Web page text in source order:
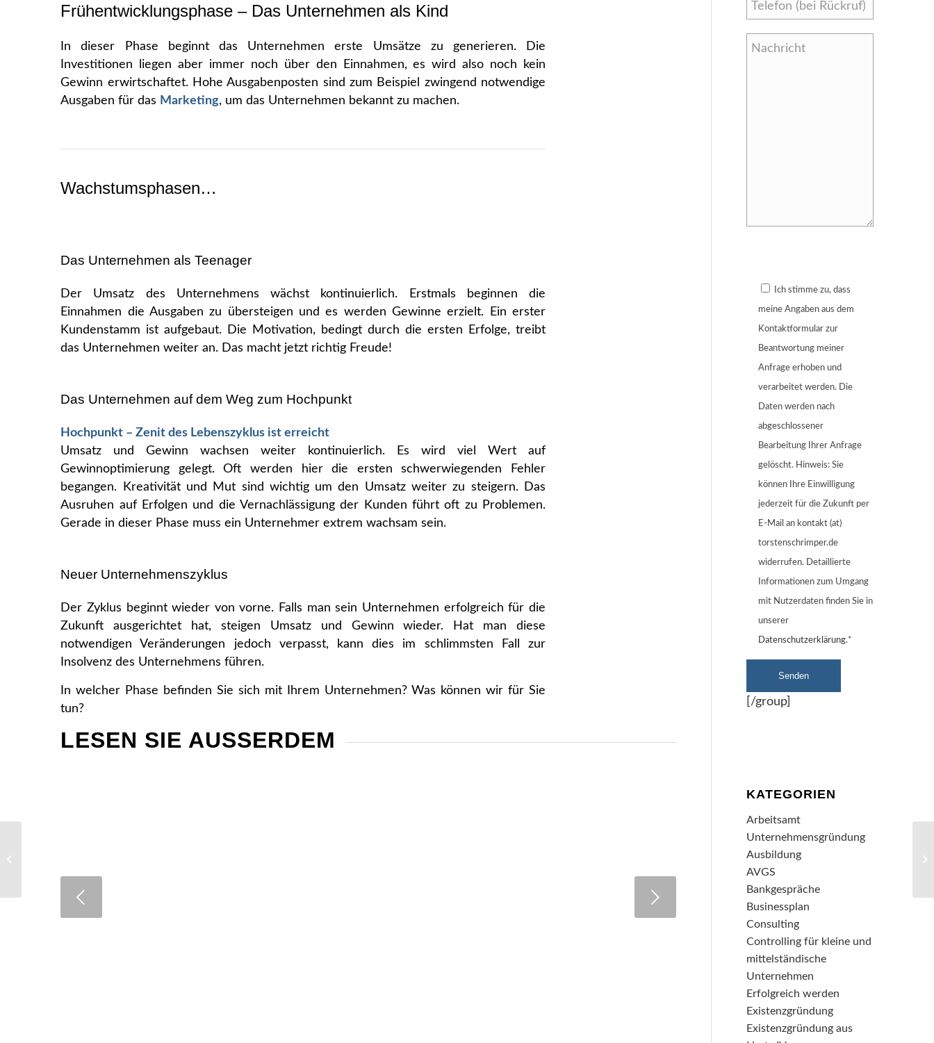
Frühentwicklungsphase – Das Unternehmen als Kind
In dieser Phase beginnt das Unternehmen erste Umsätze zu generieren. Die
Investitionen liegen aber immer noch über den Einnahmen, es wird also noch kein
Gewinn erwirtschaftet. Hohe Ausgabenposten sind zum Beispiel zwingend notwendige
Ausgaben für das Marketing, um das Unternehmen bekannt zu machen.
Wachstumsphasen…
Das Unternehmen als Teenager
Der Umsatz des Unternehmens wächst kontinuierlich. Erstmals beginnen die
Einnahmen die Ausgaben zu übersteigen und es werden Gewinne erzielt. Ein erster
Kundenstamm ist aufgebaut. Die Motivation, bedingt durch die ersten Erfolge, treibt
das Unternehmen weiter an. Das macht jetzt richtig Freude!
Das Unternehmen auf dem Weg zum Hochpunkt
Hochpunkt – Zenit des Lebenszyklus ist erreicht
Umsatz und Gewinn wachsen weiter kontinuierlich. Es wird viel Wert auf
Gewinnoptimierung gelegt. Oft werden hier die ersten schwerwiegenden Fehler
begangen. Kreativität und Mut sind wichtig um den Umsatz weiter zu steigern. Das
Ausruhen auf Erfolgen und die Vernachlässigung der Kunden führt oft zu Problemen.
Gerade in dieser Phase muss ein Unternehmer extrem wachsam sein.
Neuer Unternehmenszyklus
Der Zyklus beginnt wieder von vorne. Falls man sein Unternehmen erfolgreich für die
Zukunft ausgerichtet hat, steigen Umsatz und Gewinn wieder. Hat man diese
notwendigen Veränderungen jedoch verpasst, kann dies im schlimmsten Fall zur
Insolvenz des Unternehmens führen.
In welcher Phase befinden Sie sich mit Ihrem Unternehmen? Was können wir für Sie
tun?
LESEN SIE AUSSERDEM
Ich stimme zu, dass
meine Angaben aus dem
Kontaktformular zur
Beantwortung meiner
Anfrage erhoben und
verarbeitet werden. Die
Daten werden nach
abgeschlossener
Bearbeitung Ihrer Anfrage
gelöscht. Hinweis: Sie
können Ihre Einwilligung
jederzeit für die Zukunft per
E-Mail an kontakt (at)
torstenschrimper.de
widerrufen. Detaillierte
Informationen zum Umgang
mit Nutzerdaten finden Sie in
unserer
Datenschutzerklärung.*
[/group]
KATEGORIEN
Arbeitsamt
Unternehmensgründung
Ausbildung
AVGS
Bankgespräche
Businessplan
Consulting
Controlling für kleine und
mittelständische
Unternehmen
Erfolgreich werden
Existenzgründung
Existenzgründung aus